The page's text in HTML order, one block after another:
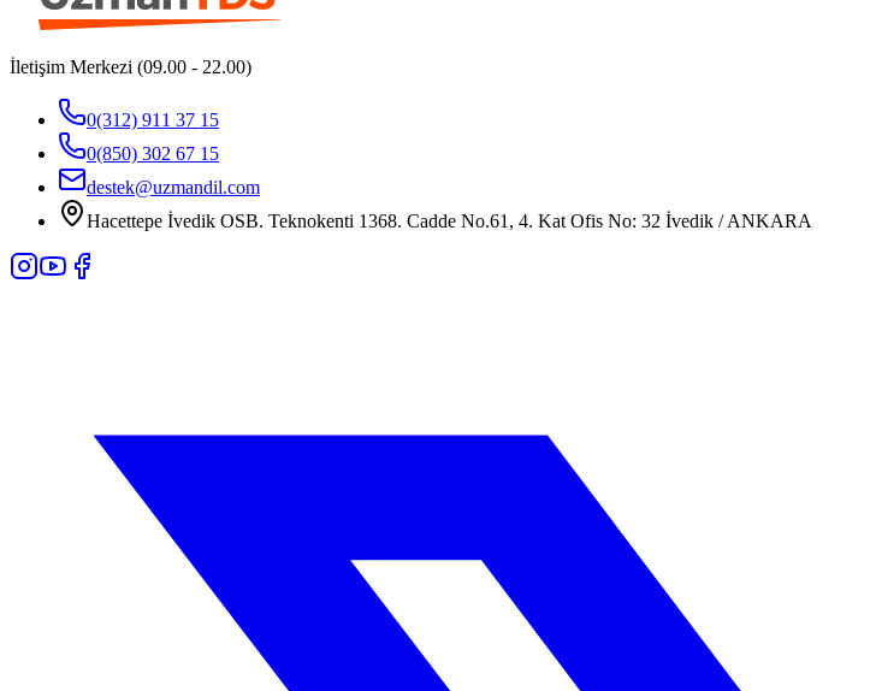
İletişim Merkezi (09.00 - 22.00)
0(312) 911 37 15
0(850) 302 67 15
destek@uzmandil.com
Hacettepe İvedik OSB. Teknokenti 1368. Cadde No.61, 4. Kat Ofis No: 32 İvedik / ANKARA